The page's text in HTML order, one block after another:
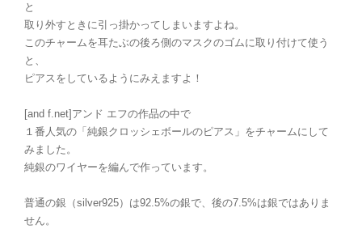
と
取り外すときに引っ掛かってしまいますよね。
このチャームを耳たぶの後ろ側のマスクのゴムに取り付けて使う
と、
ピアスをしているようにみえますよ！
[and f.net]アンド エフの作品の中で
１番人気の「純銀クロッシェボールのピアス」をチャームにして
みました。
純銀のワイヤーを編んで作っています。
普通の銀（silver925）は92.5%の銀で、後の7.5%は銀ではありま
せん。